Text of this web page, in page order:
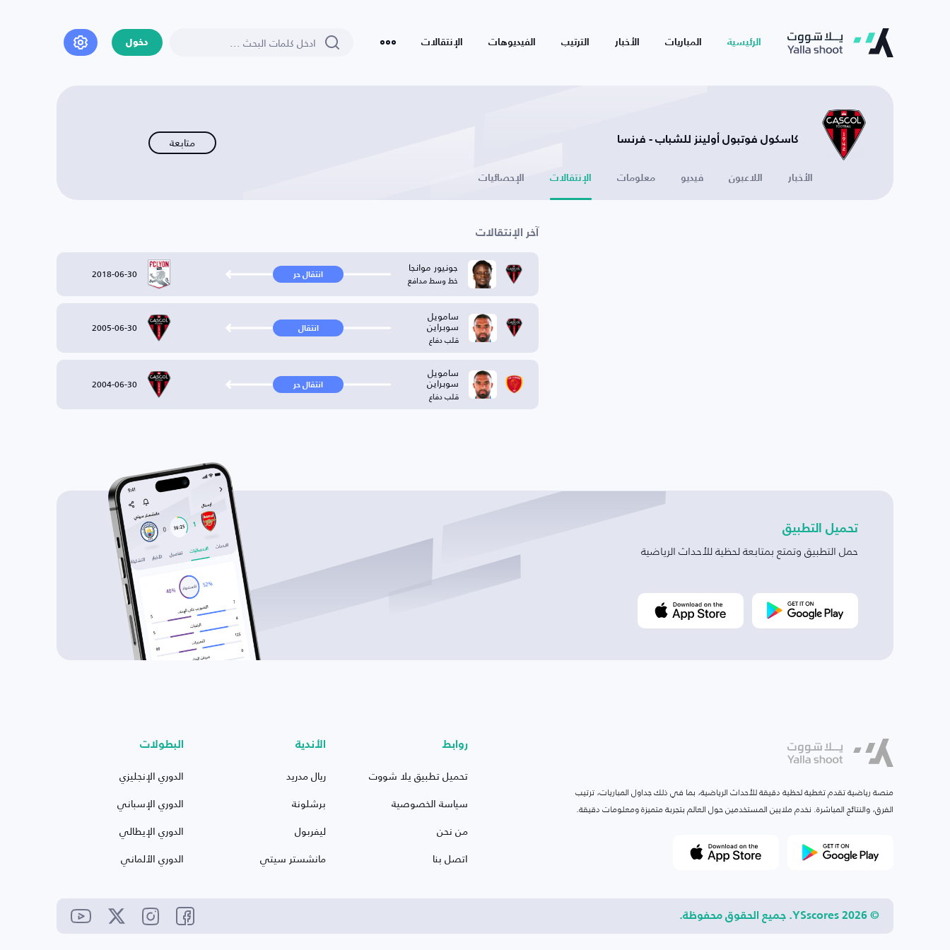
الرئيسية المباريات الأخبار الترتيب الفيديوهات الإنتقالات دخول
كاسكول فوتبول أولينز للشباب - فرنسا متابعة
الأخبار اللاعبون فيديو معلومات الإنتقالات الإحصائيات
آخر الإنتقالات
جونيور موانجا
خط وسط مدافع انتقال حر 2018-06-30
سامويل
سوبراين
قلب دفاع
انتقال 2005-06-30
سامويل
سوبراين
قلب دفاع
انتقال حر 2004-06-30
تحميل التطبيق
حمل التطبيق وتمتع بمتابعة لحظية للأحداث الرياضية
منصة رياضية تقدم تغطية لحظية دقيقة للأحداث الرياضية، بما في ذلك جداول المباريات، ترتيب
الفرق، والنتائج المباشرة. نخدم ملايين المستخدمين حول العالم بتجربة متميزة ومعلومات دقيقة.
روابط
تحميل تطبيق يلا شووت
سياسة الخصوصية
من نحن
اتصل بنا
الأندية
ريال مدريد
برشلونة
ليفربول
مانشستر سيتي
البطولات
الدوري الإنجليزي
الدوري الإسباني
الدوري الإيطالي
الدوري الألماني
© 2026 YSscores. جميع الحقوق محفوظة.